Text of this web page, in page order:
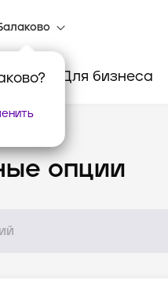
? Для бизнеса
услуг
опции